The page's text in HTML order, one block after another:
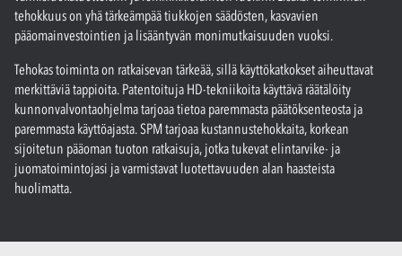
tehokkuus on yhä tärkeämpää tiukkojen säädösten, kasvavien
pääomainvestointien ja lisääntyvän monimutkaisuuden vuoksi.
Tehokas toiminta on ratkaisevan tärkeää, sillä käyttökatkokset aiheuttavat
merkittäviä tappioita. Patentoituja HD-tekniikoita käyttävä räätälöity
kunnonvalvontaohjelma tarjoaa tietoa paremmasta päätöksenteosta ja
paremmasta käyttöajasta. SPM tarjoaa kustannustehokkaita, korkean
sijoitetun pääoman tuoton ratkaisuja, jotka tukevat elintarvike- ja
juomatoimintojasi ja varmistavat luotettavuuden alan haasteista
huolimatta.